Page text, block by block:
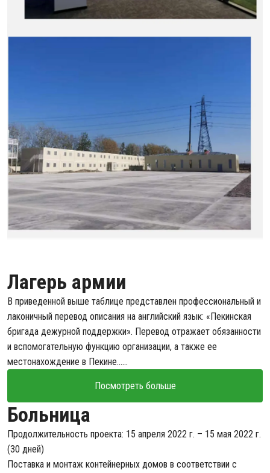
Лагерь армии
В приведенной выше таблице представлен профессиональный и
лаконичный перевод описания на английский язык: «Пекинская
бригада дежурной поддержки». Перевод отражает обязанности
и вспомогательную функцию организации, а также ее
местонахождение в Пекине......
Посмотреть больше
Больница
Продолжительность проекта: 15 апреля 2022 г. – 15 мая 2022 г.
(30 дней)
Поставка и монтаж контейнерных домов в соответствии с